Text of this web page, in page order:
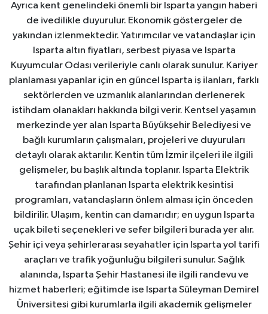
Ayrıca kent genelindeki önemli bir Isparta yangın haberi
de ivedilikle duyurulur. Ekonomik göstergeler de
yakından izlenmektedir. Yatırımcılar ve vatandaşlar için
Isparta altın fiyatları, serbest piyasa ve Isparta
Kuyumcular Odası verileriyle canlı olarak sunulur. Kariyer
planlaması yapanlar için en güncel Isparta iş ilanları, farklı
sektörlerden ve uzmanlık alanlarından derlenerek
istihdam olanakları hakkında bilgi verir. Kentsel yaşamın
merkezinde yer alan Isparta Büyükşehir Belediyesi ve
bağlı kurumların çalışmaları, projeleri ve duyuruları
detaylı olarak aktarılır. Kentin tüm İzmir ilçeleri ile ilgili
gelişmeler, bu başlık altında toplanır. Isparta Elektrik
tarafından planlanan Isparta elektrik kesintisi
programları, vatandaşların önlem alması için önceden
bildirilir. Ulaşım, kentin can damarıdır; en uygun Isparta
uçak bileti seçenekleri ve sefer bilgileri burada yer alır.
Şehir içi veya şehirlerarası seyahatler için Isparta yol tarifi
araçları ve trafik yoğunluğu bilgileri sunulur. Sağlık
alanında, Isparta Şehir Hastanesi ile ilgili randevu ve
hizmet haberleri; eğitimde ise Isparta Süleyman Demirel
Üniversitesi gibi kurumlarla ilgili akademik gelişmeler